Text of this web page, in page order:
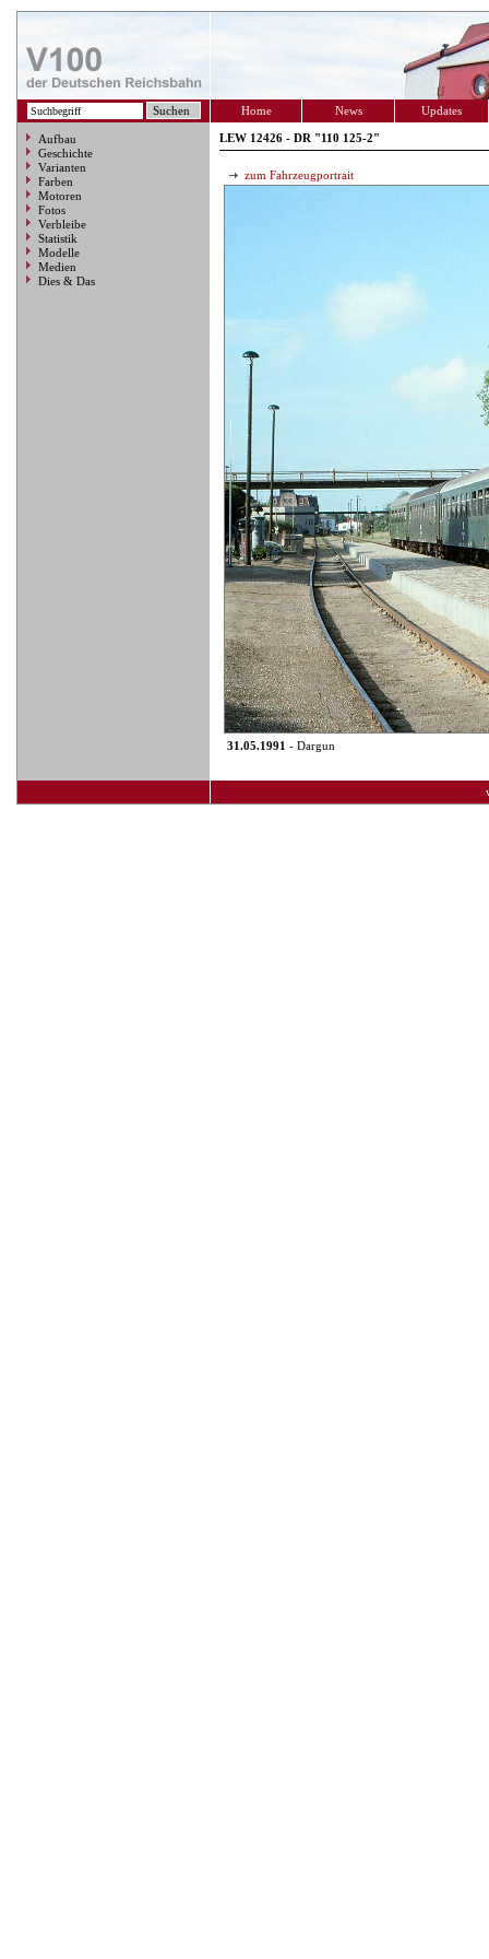
Home News Updates
Aufbau
Geschichte
Varianten
Farben
Motoren
Fotos
Verbleibe
Statistik
Modelle
Medien
Dies & Das
LEW 12426 - DR "110 125-2"
zum Fahrzeugportrait
31.05.1991 - Dargun